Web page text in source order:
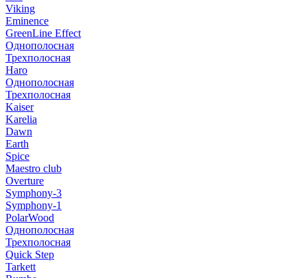
Viking
Eminence
GreenLine Effect
Однополосная
Трехполосная
Haro
Однополосная
Трехполосная
Kaiser
Karelia
Dawn
Earth
Spice
Maestro club
Overture
Symphony-3
Symphony-1
PolarWood
Однополосная
Трехполосная
Quick Step
Tarkett